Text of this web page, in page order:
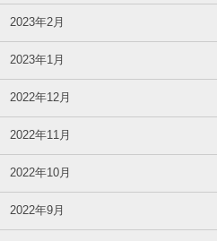
2023年2月
2023年1月
2022年12月
2022年11月
2022年10月
2022年9月